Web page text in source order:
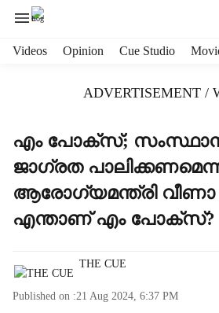
Videos Opinion Cue Studio
ADVERTISEMENT /
എം പോക്‌സ്;
ജാഗ്രത
ആരോഗ്യമന്ത്രി
എന്താണ് എം പോക്‌സ്?
THE CUE
Published on :21 Aug 2024, 6:37 PM